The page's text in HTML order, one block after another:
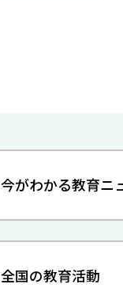
今がわかる教育ニ
全国の教育活動